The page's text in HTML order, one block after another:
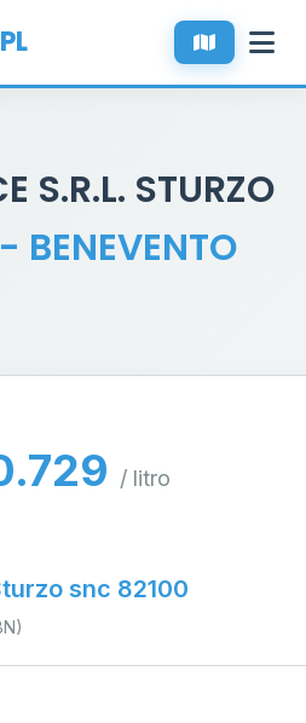
S.R.L. STURZO
- BENEVENTO
/ litro
snc 82100